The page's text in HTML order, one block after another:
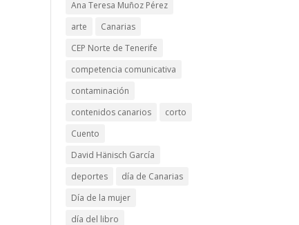
Ana Teresa Muñoz Pérez
arte
Canarias
CEP Norte de Tenerife
competencia comunicativa
contaminación
contenidos canarios
corto
Cuento
David Hänisch García
deportes
día de Canarias
Día de la mujer
día del libro